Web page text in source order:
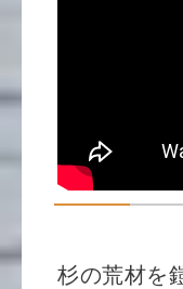
杉の荒材を